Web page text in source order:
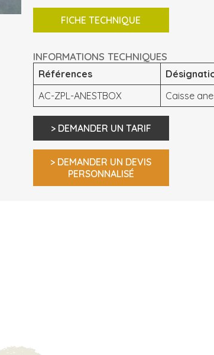
FICHE TECHNIQUE
INFORMATIONS TECHNIQUES
Références
AC-ZPL-ANESTBOX
Caisse
> DEMANDER UN TARIF
> DEMANDER UN DEVIS
PERSONNALISÉ